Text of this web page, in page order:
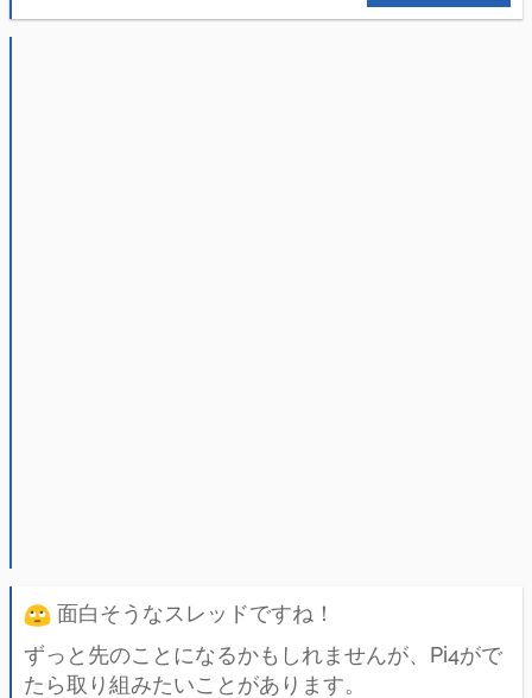
面白そうなスレッドですね！
ずっと先のことになるかもしれませんが、Pi4がで
たら取り組みたいことがあります。